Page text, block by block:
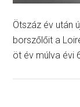
Ötszáz év után
borszőlőit a
öt év múlva évi